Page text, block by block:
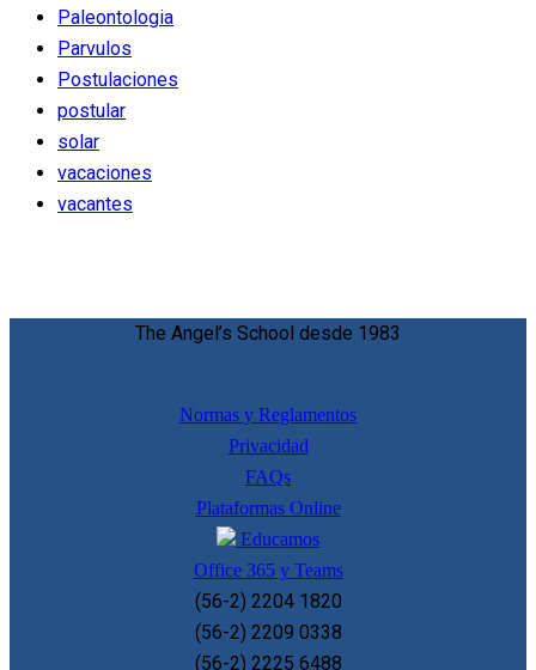
Paleontologia
Parvulos
Postulaciones
postular
solar
vacaciones
vacantes
The Angel’s School desde 1983
Normas y Reglamentos
Privacidad
FAQs
Plataformas Online
Educamos
Office 365 y Teams
(56-2) 2204 1820
(56-2) 2209 0338
(56-2) 2225 6488